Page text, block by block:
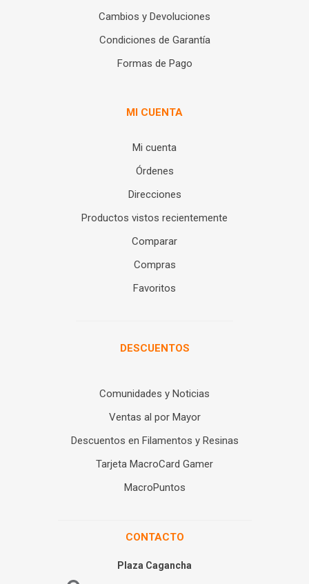
Cambios y Devoluciones
Condiciones de Garantía
Formas de Pago
MI CUENTA
Mi cuenta
Órdenes
Direcciones
Productos vistos recientemente
Comparar
Compras
Favoritos
DESCUENTOS
Comunidades y Noticias
Ventas al por Mayor
Descuentos en Filamentos y Resinas
Tarjeta MacroCard Gamer
MacroPuntos
CONTACTO
Plaza Cagancha